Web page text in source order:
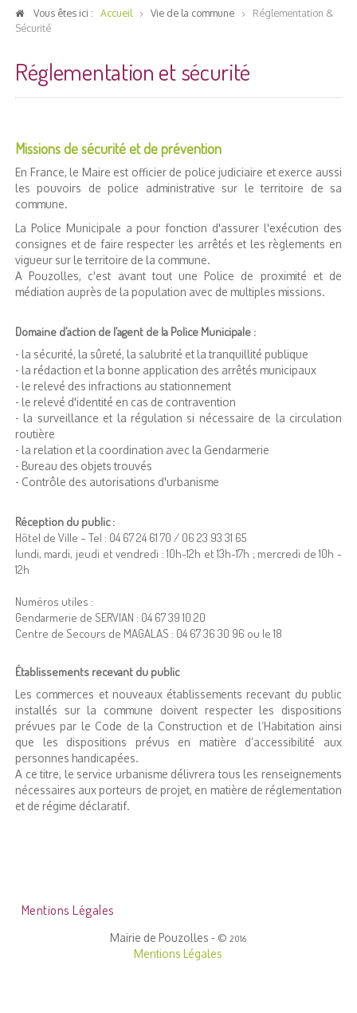
Vous êtes ici : Accueil Vie de la commune
Réglementation &
Sécurité
Réglementation et sécurité
Missions de sécurité et de prévention
En France, le Maire est officier de police judiciaire et exerce aussi
les pouvoirs de police administrative sur le territoire de sa
commune.
La Police Municipale a pour fonction d'assurer l'exécution des
consignes et de faire respecter les arrêtés et les règlements en
vigueur sur le territoire de la commune.
A Pouzolles, c'est avant tout une Police de proximité et de
médiation auprès de la population avec de multiples missions.
Domaine d’action de l’agent de la Police Municipale :
- la sécurité, la sûreté, la salubrité et la tranquillité publique
- la rédaction et la bonne application des arrêtés municipaux
- le relevé des infractions au stationnement
- le relevé d'identité en cas de contravention
- la surveillance et la régulation si nécessaire de la circulation
routière
- la relation et la coordination avec la Gendarmerie
- Bureau des objets trouvés
- Contrôle des autorisations d'urbanisme
Réception du public :
Hôtel de Ville – Tel : 04 67 24 61 70 / 06 23 93 31 65
lundi, mardi, jeudi et vendredi : 10h-12h et 13h-17h ; mercredi de 10h -
12h
Numéros utiles :
Gendarmerie de SERVIAN : 04 67 39 10 20
Centre de Secours de MAGALAS : 04 67 36 30 96 ou le 18
Établissements recevant du public
Les commerces et nouveaux établissements recevant du public
installés sur la commune doivent respecter les dispositions
prévues par le Code de la Construction et de l’Habitation ainsi
que les dispositions prévus en matière d’accessibilité aux
personnes handicapées.
A ce titre, le service urbanisme délivrera tous les renseignements
nécessaires aux porteurs de projet, en matière de réglementation
et de régime déclaratif.
Mentions Légales
Mairie de Pouzolles - ©2016
Mentions Légales